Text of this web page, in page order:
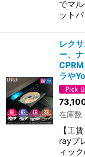
でマ
ット
レク
ー、
ラや
在庫数
【工
rayプ
ィッ